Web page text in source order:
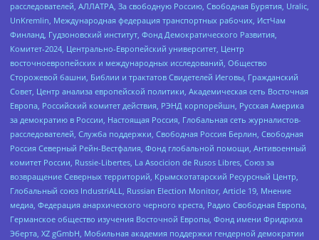
расследователей, АЛЛАТРА, За свободную Россию, Свободная Бурятия, Uralic,
UnKremlin, Международная федерация транспортных рабочих, ИстЧам
Финланд, Гудзоновский институт, Фонд Демократического Развития,
Комитет-2024, Центрально-Европейский университет, Центр
восточноевропейских и международных исследований, Общество
Сторожевой башни, Библии и трактатов Свидетелей Иеговы, Гражданский
Совет, Центр анализа европейской политики, Академическая сеть Восточная
Европа, Российский комитет действия, РЭНД корпорейшн, Русская Америка
за демократию в России, Настоящая Россия, Глобальная сеть журналистов-
расследователей, Служба поддержки, Свободная Россия Берлин, Свободная
Россия Северный Рейн-Вестфалия, Фонд глобальной помощи, Антивоенный
комитет России, Russie-Libertes, La Asocicion de Rusos Libres, Союз за
возвращение Северных территорий, Крымскотатарский Ресурсный Центр,
Глобальный союз IndustriALL, Russian Election Monitor, Article 19, Мнение
медиа, Федерация анархического черного креста, Радио Свободная Европа,
Германское общество изучения Восточной Европы, Фонд имени Фридриха
Эберта, XZ gGmbH, Мобильная академия поддержки гендерной демократии